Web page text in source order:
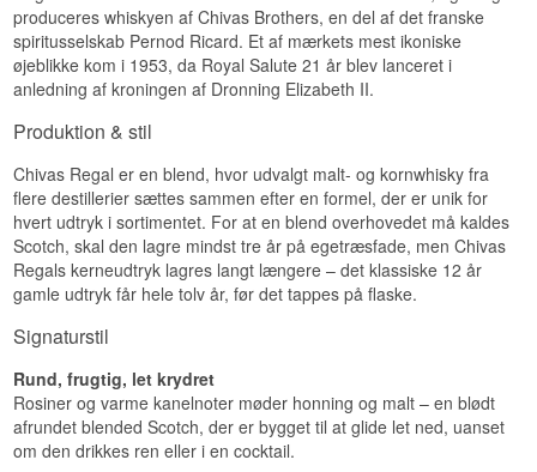
Blød · Tørret frugt · Malt · Honning · Let krydret
Investeringspotentiale
Højt. Aftapningen er udgået, 75 cl formatet
Vidste du at?
Chivas Brothers var oprindeligt en
kolonialhandel. James og John Chivas solgte alt
fra franske delikatesser til eksotiske krydderier —
og whiskyblending begyndte som en sidegesjæft,
Se hele vores udvalg af
produceres whiskyen af Chivas Brothers, en del af det franske
spiritusselskab Pernod Ricard. Et af mærkets mest ikoniske
øjeblikke kom i 1953, da Royal Salute 21 år blev lanceret i
anledning af kroningen af Dronning Elizabeth II.
Produktion & stil
Chivas Regal er en blend, hvor udvalgt malt- og kornwhisky fra
flere destillerier sættes sammen efter en formel, der er unik for
hvert udtryk i sortimentet. For at en blend overhovedet må kaldes
Scotch, skal den lagre mindst tre år på egetræsfade, men Chivas
Regals kerneudtryk lagres langt længere – det klassiske 12 år
gamle udtryk får hele tolv år, før det tappes på flaske.
Signaturstil
Rund, frugtig, let krydret
Rosiner og varme kanelnoter møder honning og malt – en blødt
afrundet blended Scotch, der er bygget til at glide let ned, uanset
om den drikkes ren eller i en cocktail.